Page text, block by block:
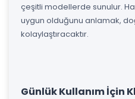
çeşitli modellerde sunulur.
uygun olduğunu anlamak,
kolaylaştıracaktır.
Günlük Kullanım İçin